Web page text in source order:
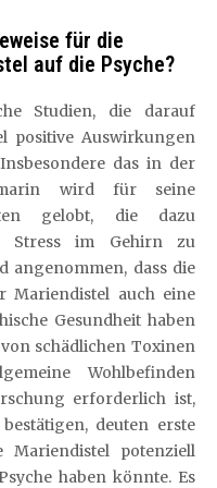
für die
auf die Psyche?
Studien, die darauf
positive Auswirkungen
das in der
wird für seine
gelobt, die dazu
Stress im Gehirn zu
angenommen, dass die
Mariendistel auch eine
Gesundheit haben
schädlichen Toxinen
Wohlbefinden
erforderlich ist,
deuten erste
potenziell
haben könnte. Es